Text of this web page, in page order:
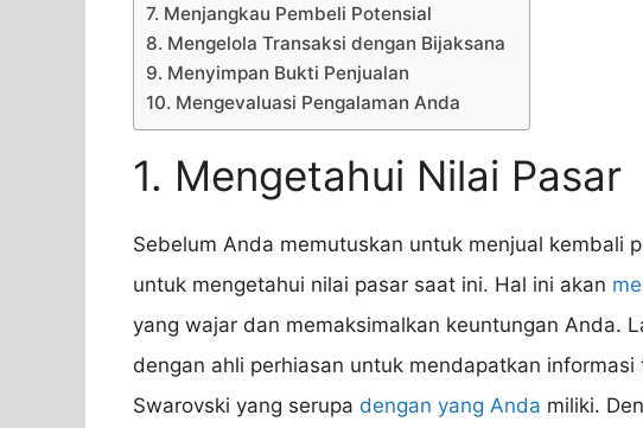
7. Menjangkau Pembeli Potensial
8. Mengelola Transaksi dengan Bijaksana
9. Menyimpan Bukti Penjualan
10. Mengevaluasi Pengalaman Anda
1. Mengetahui Nilai Pasar
Sebelum Anda memutuskan untuk menjual kembali
untuk mengetahui nilai pasar saat ini. Hal ini akan
yang wajar dan memaksimalkan keuntungan Anda.
dengan ahli perhiasan untuk mendapatkan
Swarovski yang serupa dengan yang Anda miliki.